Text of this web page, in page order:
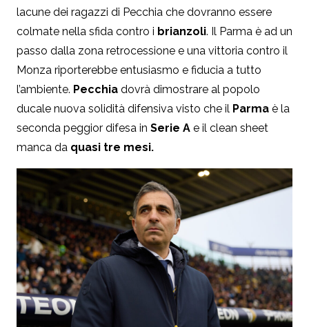
lacune dei ragazzi di Pecchia che dovranno essere
colmate nella sfida contro i brianzoli. Il Parma è ad un
passo dalla zona retrocessione e una vittoria contro il
Monza riporterebbe entusiasmo e fiducia a tutto
l’ambiente. Pecchia dovrà dimostrare al popolo
ducale nuova solidità difensiva visto che il Parma è la
seconda peggior difesa in Serie A e il clean sheet
manca da quasi tre mesi.